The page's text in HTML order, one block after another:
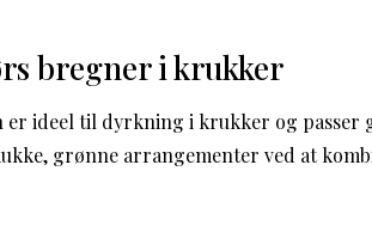
bregner i krukker
er ideel til dyrkning i krukker og passer
grønne arrangementer ved at